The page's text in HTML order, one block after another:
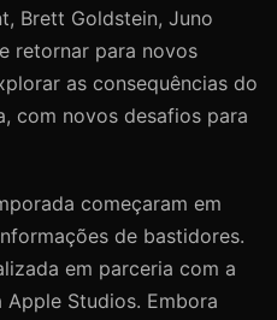
Brett Goldstein, Juno
retornar para novos
as consequências do
com novos desafios para
começaram em
de bastidores.
em parceria com a
Apple Studios. Embora